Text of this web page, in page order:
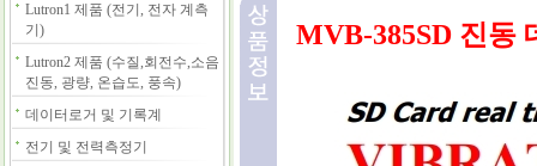
Lutron1 제품 (전기, 전자 계측
기)
Lutron2 제품 (수질,회전수,소음
진동, 광량, 온습도, 풍속)
데이터로거 및 기록계
전기 및 전력측정기
MVB-385SD 진동